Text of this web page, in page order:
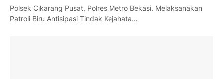
Polsek Cikarang Pusat, Polres Metro Bekasi. Melaksanakan
Patroli Biru Antisipasi Tindak Kejahata…